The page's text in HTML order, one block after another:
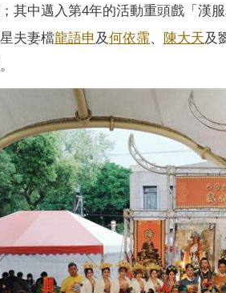
其中邁入第4年的活動重頭戲「漢
夫妻檔龍語申 及何依霈、 陳大天及